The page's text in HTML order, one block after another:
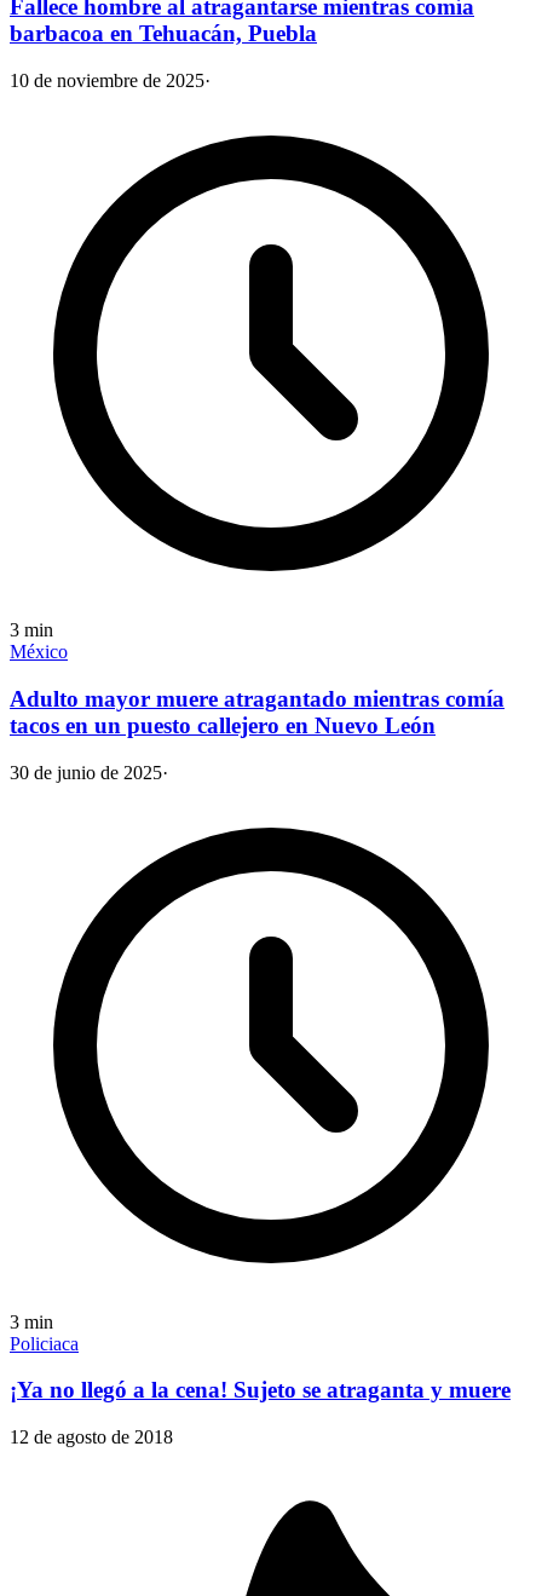
Fallece hombre al atragantarse mientras comía
barbacoa en Tehuacán, Puebla
10 de noviembre de 2025·
3 min
México
Adulto mayor muere atragantado mientras comía
tacos en un puesto callejero en Nuevo León
30 de junio de 2025·
3 min
Policiaca
¡Ya no llegó a la cena! Sujeto se atraganta y muere
12 de agosto de 2018